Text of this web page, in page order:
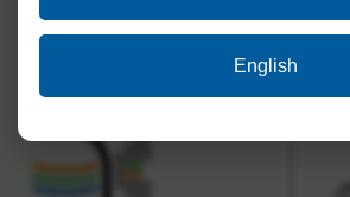
English